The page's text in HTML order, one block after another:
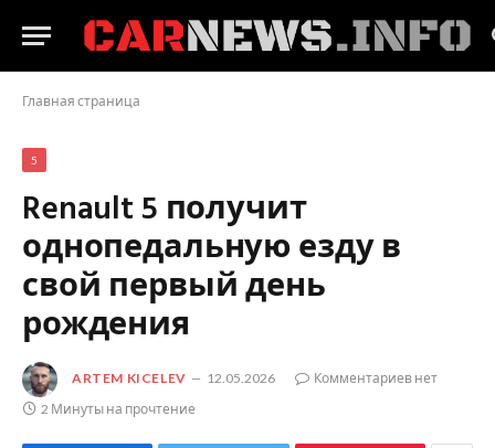
Главная страница
5
Renault 5 получит
однопедальную езду в
свой первый день
рождения
ARTEM KICELEV 12.05.2026
Комментариев нет
2 Минуты на прочтение